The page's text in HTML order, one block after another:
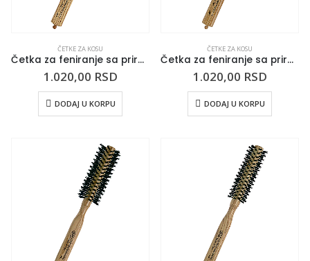
ČETKE ZA KOSU
Četka za feniranje sa prirodnom dlakom TRIANGOLO 50mm
1.020,00 RSD
DODAJ U KORPU
ČETKE ZA KOSU
Četka za feniranje sa prirodnom dlakom TRIANGOLO 42mm
1.020,00 RSD
DODAJ U KORPU